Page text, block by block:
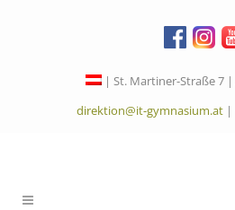
| St. Martiner-Straße 7 |
direktion@it-gymnasium.at|